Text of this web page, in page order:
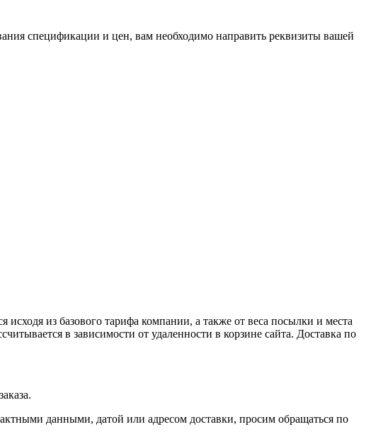
спецификации и цен, вам необходимо направить реквизиты вашей
из базового тарифа компании, а также от веса посылки и места
в зависимости от удаленности в корзине сайта. Доставка по
данными, датой или адресом доставки, просим обращаться по